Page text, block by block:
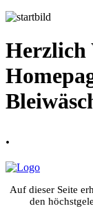
Herzlich
.
Auf dieser Seite
den